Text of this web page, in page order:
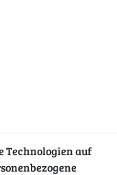
Technologien auf